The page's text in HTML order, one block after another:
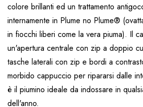
colore brillanti ed un trattamento
internamente in Plume no Plume®
in fiocchi liberi come la vera piuma). Il
un'apertura centrale con zip a doppio
tasche laterali con zip e bordi a
morbido cappuccio per ripararsi dalle
è il piumino ideale da indossare in
dell'anno.